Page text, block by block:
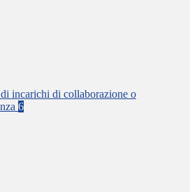
incarichi di collaborazione o
6